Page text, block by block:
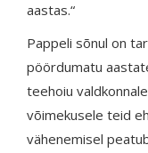
aastas.“
Pappeli sõnul on
pöördumatu
teehoiu
võimekusele teid
vähenemisel